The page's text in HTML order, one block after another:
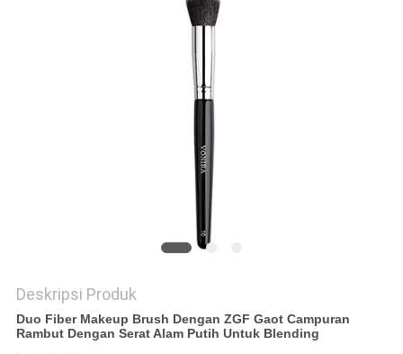
Deskripsi Produk
Duo Fiber Makeup Brush Dengan ZGF Gaot Campuran
Rambut Dengan Serat Alam Putih Untuk Blending